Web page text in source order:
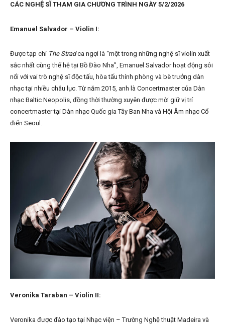
CÁC NGHỆ SĨ THAM GIA CHƯƠNG TRÌNH NGÀY 5/2/2026
Emanuel Salvador – Violin I:
Được tạp chí The Stradca ngợi là “một trong những nghệ sĩ violin xuất
sắc nhất cùng thế hệ tại Bồ Đào Nha”, Emanuel Salvador hoạt động sôi
nổi với vai trò nghệ sĩ độc tấu, hòa tấu thính phòng và bè trưởng dàn
nhạc tại nhiều châu lục. Từ năm 2015, anh là Concertmaster của Dàn
nhạc Baltic Neopolis, đồng thời thường xuyên được mời giữ vị trí
concertmaster tại Dàn nhạc Quốc gia Tây Ban Nha và Hội Âm nhạc Cổ
điển Seoul.
Veronika Taraban – Violin II:
Veronika được đào tạo tại Nhạc viện – Trường Nghệ thuật Madeira và